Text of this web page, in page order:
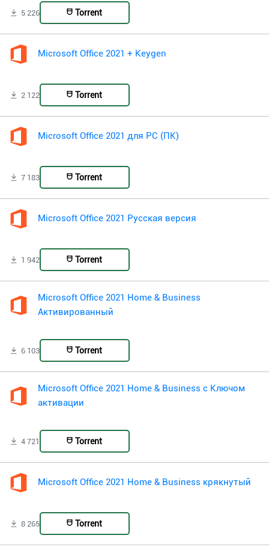
5 226 Torrent
Microsoft Office 2021 + Keygen
2 122 Torrent
Microsoft Office 2021 для PC (ПК)
7 183 Torrent
Microsoft Office 2021 Русская версия
1 942 Torrent
Microsoft Office 2021 Home & Business
Активированный
6 103 Torrent
Microsoft Office 2021 Home & Business с Ключом
активации
4 721 Torrent
Microsoft Office 2021 Home & Business крякнутый
8 265 Torrent